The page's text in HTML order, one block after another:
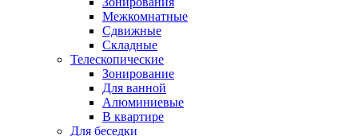
Межкомнатные
Сдвижные
Складные
Телескопические
Зонирование
Для ванной
Алюминиевые
В квартире
Для беседки